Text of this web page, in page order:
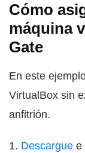
Cómo
máquina
Gate
En este
VirtualBox sin
anfitrión.
1. Descargue e